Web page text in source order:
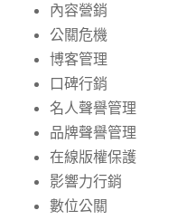
內容營銷
公關危機
博客管理
口碑行銷
名人聲譽管理
品牌聲譽管理
在線版權保護
影響力行銷
數位公關